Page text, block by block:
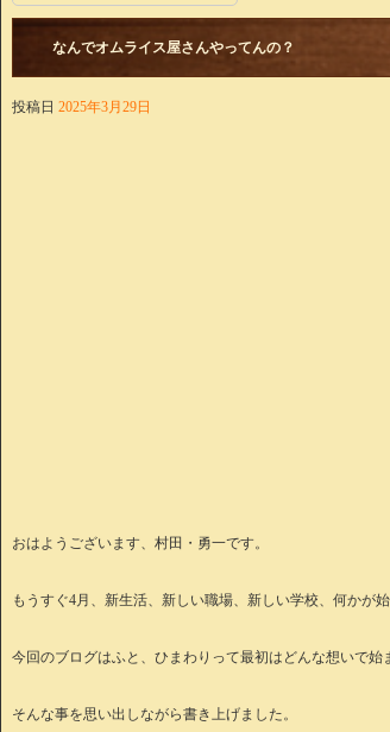
なんでオムライス屋さんやってんの？
投稿日 2025年3月29日
おはようございます、村田・勇一です。
もうすぐ4月、新生活、新しい職場、新しい学校、何かが始
今回のブログはふと、ひまわりって最初はどんな想いで始
そんな事を思い出しながら書き上げました。